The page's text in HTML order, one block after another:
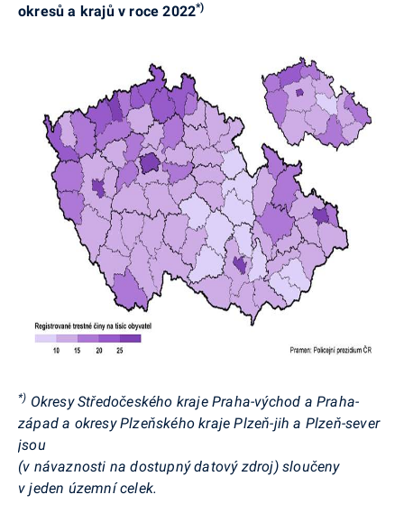
okresů a krajů v roce 2022*)
*) Okresy Středočeského kraje Praha-východ a Praha-
západ a okresy Plzeňského kraje Plzeň-jih a Plzeň-sever
jsou
(v návaznosti na dostupný datový zdroj) sloučeny
v jeden územní celek.